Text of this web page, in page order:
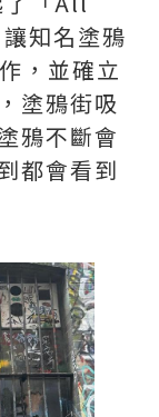
知名塗鴉
，並確立
塗鴉街吸
鴉不斷會
都會看到